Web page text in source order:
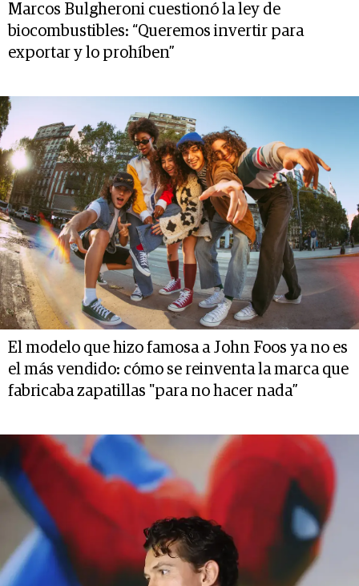
Marcos Bulgheroni cuestionó la ley de
biocombustibles: “Queremos invertir para
exportar y lo prohíben”
El modelo que hizo famosa a John Foos ya no es
el más vendido: cómo se reinventa la marca que
fabricaba zapatillas "para no hacer nada”